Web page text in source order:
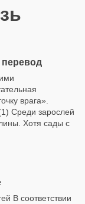
врага».
Среди зарослей
Хотя сады с
В соответствии